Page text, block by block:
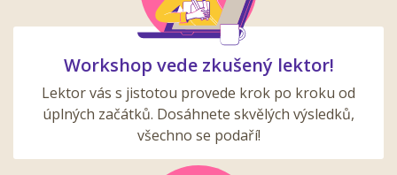
Workshop vede zkušený lektor!
Lektor vás s jistotou provede krok po kroku od
úplných začátků. Dosáhnete skvělých výsledků,
všechno se podaří!